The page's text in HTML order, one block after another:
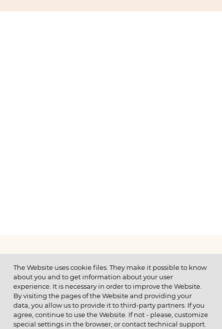
МЕНЮ
© 2026 ОАО
ПОЗВОНИТЕ НАМ
The Website uses cookie files. They make it possible to know
about you and to get information about your user
experience. It is necessary in order to improve the Website.
By visiting the pages of the Website and providing your
data, you allow us to provide it to third-party partners. If you
agree, continue to use the Website. If not - please, customize
special settings in the browser, or contact technical support.